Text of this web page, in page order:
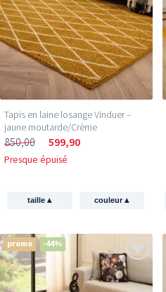
Tapis en laine losange Vinduer –
jaune moutarde/Crème
850,00 599,90
Presque épuisé
taille▴ couleur▴
promo -44%